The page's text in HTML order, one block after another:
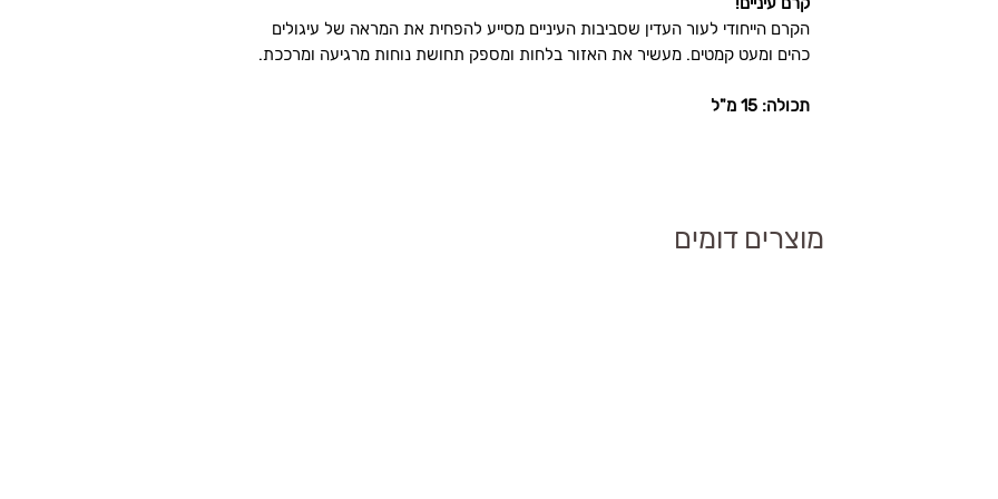
הקרם הייחודי לעור העדין שסביבות העיניים מסייע להפחית את המראה של עיגולים
כהים ומעט קמטים. מעשיר את האזור בלחות ומספק תחושת נוחות מרגיעה ומרככת.
תכולה: 15 מ"ל
מוצרים דומים